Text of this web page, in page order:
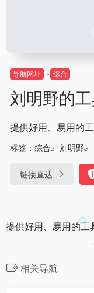
导航网址 综合
刘明野的
提供好用、易用的
标签： 综合 刘明野
链接直达
提供好用、易用的工
相关导航